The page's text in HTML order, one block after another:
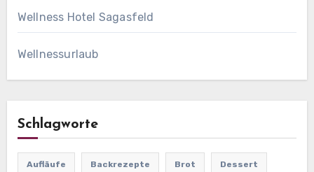
Wellness Hotel Sagasfeld
Wellnessurlaub
Schlagworte
Aufläufe Backrezepte Brot Dessert